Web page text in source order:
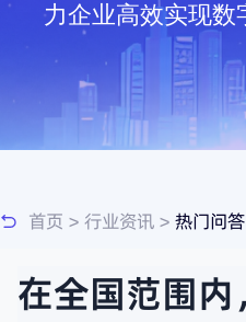
力企业高效实现数
首页 > 行业资讯 > 热门问答
在全国范围